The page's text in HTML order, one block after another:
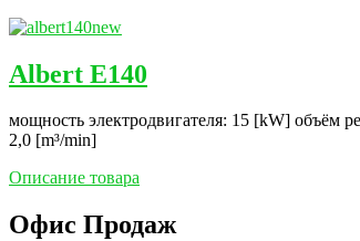
Albert E140
мощность электродвигателя: 15 [kW] объём
2,0 [m³/min]
Описание товара
Офис Продаж